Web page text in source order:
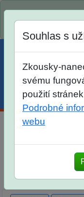
Menu Účet
po skutečných
zkouškách
Souhlas s
Zkousky-
svému
použití
Podrobné
webu